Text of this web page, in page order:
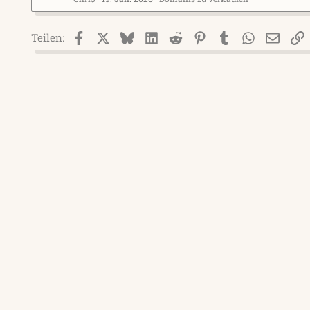
Teilen: FacebookX (Twitter)
BlueskyLinkedIn
Reddit PinterestTumblrWhatsApp
E-Mail